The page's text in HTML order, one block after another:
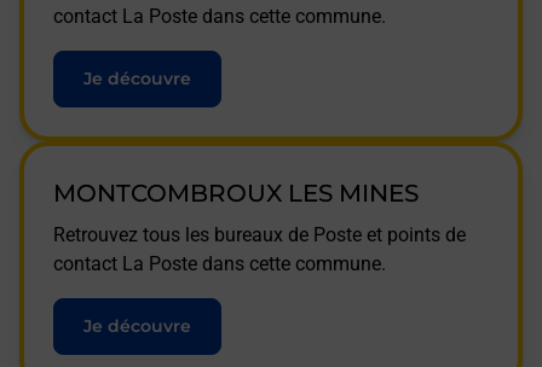
contact La Poste dans cette commune.
Je découvre
MONTCOMBROUX LES MINES
Retrouvez tous les bureaux de Poste et points de
contact La Poste dans cette commune.
Je découvre